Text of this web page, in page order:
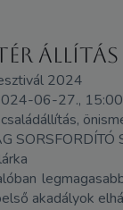
állítás
2024
06-27.,
SORSFORDÍTÓ
akadályok